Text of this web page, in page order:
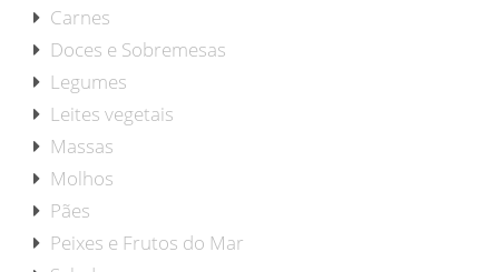
Carnes
Doces e Sobremesas
Legumes
Leites vegetais
Massas
Molhos
Pães
Peixes e Frutos do Mar